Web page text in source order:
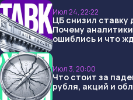
Июл 24, 22:22
ЦБ снизил ставку
Почему аналитики
ошиблись и что
Июл 3, 20:00
Что стоит за
рубля, акций и